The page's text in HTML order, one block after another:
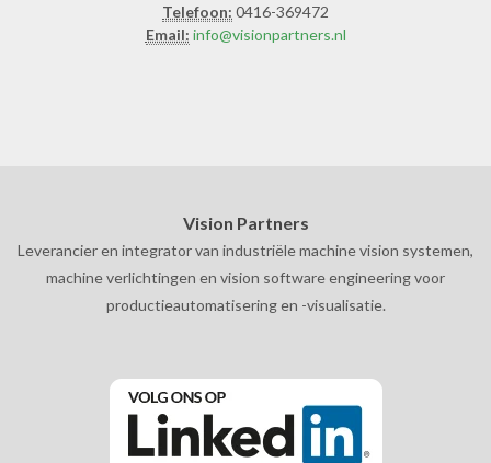
Telefoon: 0416-369472
Email: info@visionpartners.nl
Vision Partners
Leverancier en integrator van industriële machine vision systemen,
machine verlichtingen en vision software engineering voor
productieautomatisering en -visualisatie.